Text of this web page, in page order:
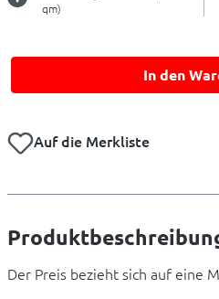
qm)
In den
Auf die Merkliste
Der Preis bezieht sich auf eine